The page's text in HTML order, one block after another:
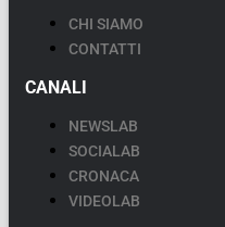
CHI SIAMO
CONTATTI
CANALI
NEWSLAB
SOCIALAB
CRONACA
VIDEOLAB